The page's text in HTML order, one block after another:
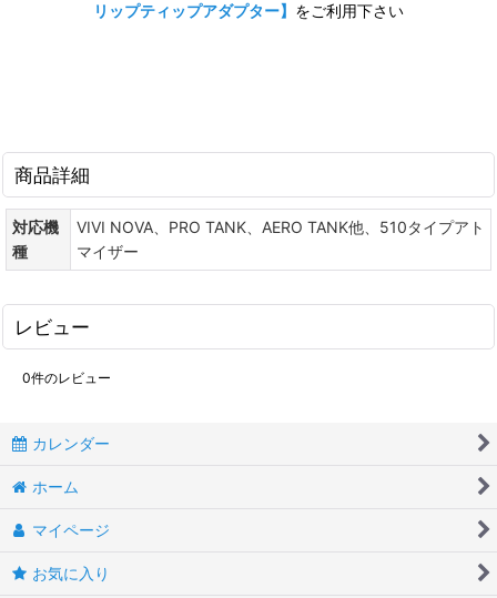
リップティップアダプター】 をご利用下さい
商品詳細
対応機
種
VIVI NOVA、PRO TANK、AERO TANK他、510タイプアト
マイザー
レビュー
0件のレビュー
カレンダー
ホーム
マイページ
お気に入り